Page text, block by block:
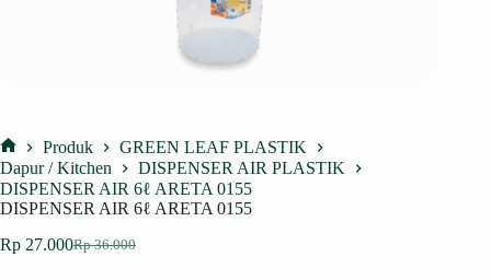
Home
Produk
GREEN LEAF PLASTIK
Dapur / Kitchen
DISPENSER AIR PLASTIK
DISPENSER AIR 6ℓ ARETA 0155
DISPENSER AIR 6ℓ ARETA 0155
Rp36.000
Harga
Rp 27.000Harga